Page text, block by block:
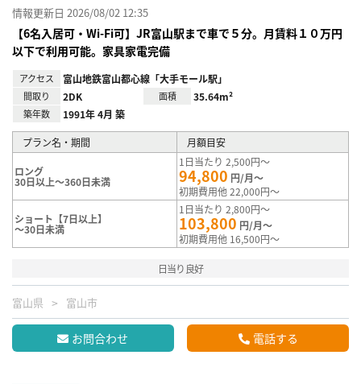
情報更新日 2026/08/02 12:35
【6名入居可・Wi-Fi可】JR富山駅まで車で５分。月賃料１０万円
以下で利用可能。家具家電完備
アクセス 富山地鉄富山都心線「大手モール駅」
間取り 2DK 面積 35.64m²
築年数 1991年 4月 築
プラン名・期間 月額目安
ロング
30日以上～360日未満
1日当たり 2,500円～
94,800 円/月～
初期費用他 22,000円～
ショート【7日以上】
～30日未満
1日当たり 2,800円～
103,800 円/月～
初期費用他 16,500円～
日当り良好
富山県 富山市
お問合わせ 電話する